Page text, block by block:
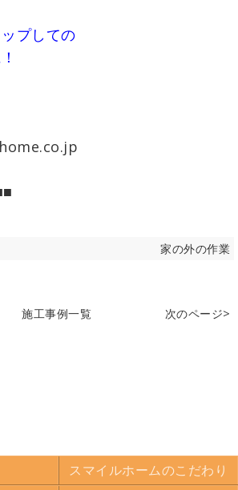
プしての
家の外の作業
施工事例一覧 次のページ>
スマイルホームのこだわり